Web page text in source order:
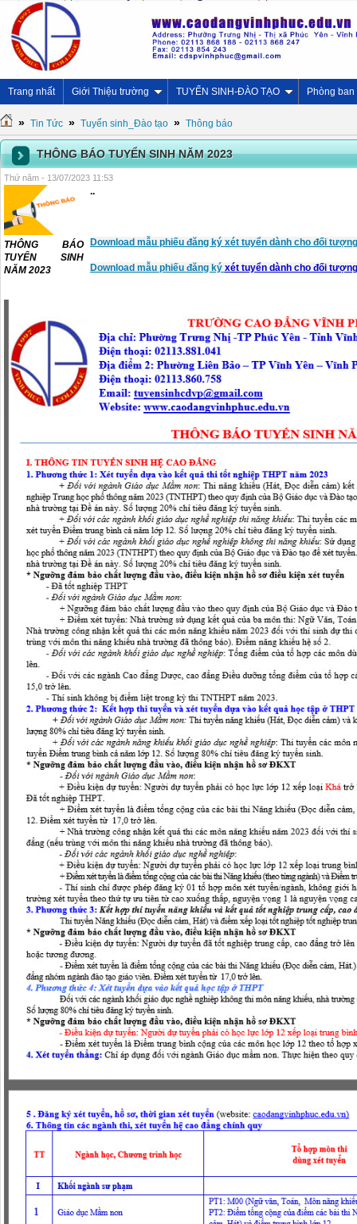
Trang nhất Giới Thiệu trường TUYỂN SINH-ĐÀO TẠO Phòng ban
» Tin Tức » Tuyển sinh_Đào tạo » Thông báo
THÔNG BÁO TUYỂN SINH NĂM 2023
Thứ năm - 13/07/2023 11:53
THÔNG BÁO
TUYỂN SINH
NĂM 2023
..
Download mẫu phiếu đăng ký xét tuyển dành cho đối
Download mẫu phiếu đăng ký xét tuyển dành cho đối